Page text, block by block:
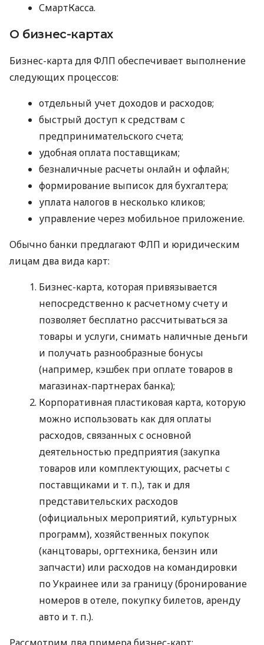
СмартКасса.
О бизнес-картах
Бизнес-карта для ФЛП обеспечивает выполнение
следующих процессов:
отдельный учет доходов и расходов;
быстрый доступ к средствам с
предпринимательского счета;
удобная оплата поставщикам;
безналичные расчеты онлайн и офлайн;
формирование выписок для бухгалтера;
уплата налогов в несколько кликов;
управление через мобильное приложение.
Обычно банки предлагают ФЛП и юридическим
лицам два вида карт:
Бизнес-карта, которая привязывается
непосредственно к расчетному счету и
позволяет бесплатно рассчитываться за
товары и услуги, снимать наличные деньги
и получать разнообразные бонусы
(например, кэшбек при оплате товаров в
магазинах-партнерах банка);
Корпоративная пластиковая карта, которую
можно использовать как для оплаты
расходов, связанных с основной
деятельностью предприятия (закупка
товаров или комплектующих, расчеты с
поставщиками и т. п.), так и для
представительских расходов
(официальных мероприятий, культурных
программ), хозяйственных покупок
(канцтовары, оргтехника, бензин или
запчасти) или расходов на командировки
по Украинее или за границу (бронирование
номеров в отеле, покупку билетов, аренду
авто и т. п.).